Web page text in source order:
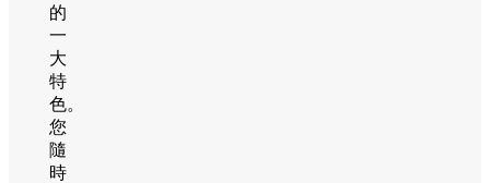
的
一
大
特
色。
您
隨
時